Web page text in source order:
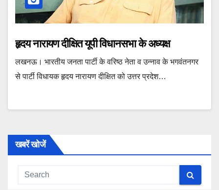
हृदय नारायण दीक्षित यूपी विधानसभा के अध्यक्ष
लखनऊ। भारतीय जनता पार्टी के वरिष्ठ नेता व उन्नाव के भगवंतनगर
से पार्टी विधायक हृदय नारायण दीक्षित को उत्तर प्रदेश…
खबरें खोजें